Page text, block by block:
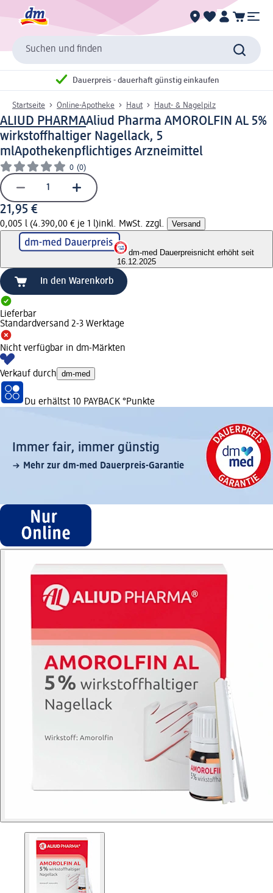
Suchen und finden
Dauerpreis - dauerhaft günstig einkaufen
Startseite Online-Apotheke Haut Haut- & Nagelpilz
ALIUD PHARMAAliud Pharma AMOROLFIN AL 5%
wirkstoffhaltiger Nagellack, 5
mlApothekenpflichtiges Arzneimittel
0 (0)
21,95 €
0,005 l (4.390,00 € je 1 l)inkl. MwSt. zzgl. Versand
dm-med Dauerpreisnicht erhöht seit
16.12.2025
In den Warenkorb
Lieferbar
Standardversand 2-3 Werktage
Nicht verfügbar in dm-Märkten
Verkauf durch dm-med
Du erhältst 10 PAYBACK °Punkte
Immer fair,­ immer günstig
Mehr zur dm-med Dauerpreis-Garantie